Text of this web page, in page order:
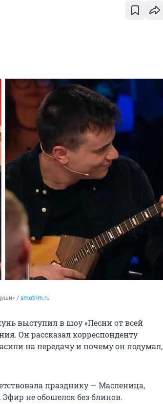
/ smotrim.ru
выступил в шоу «Песни от всей
Он рассказал корреспонденту
на передачу и почему он подумал,
празднику — Масленица,
Эфир не обошелся без блинов.